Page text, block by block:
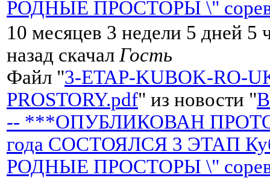
РОДНЫЕ ПРОСТОРЫ \"
10 месяцев 3 недели 5 дней 5
назад скачал Гость
Файл "3-ETAP-KUBOK-RO-
PROSTORY.pdf" из новости "
-- ***ОПУБЛИКОВАН
года СОСТОЯЛСЯ 3 ЭТАП
РОДНЫЕ ПРОСТОРЫ \"